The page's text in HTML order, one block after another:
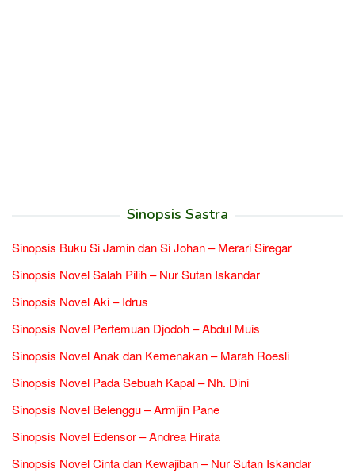
Sinopsis Sastra
Sinopsis Buku Si Jamin dan Si Johan – Merari Siregar
Sinopsis Novel Salah Pilih – Nur Sutan Iskandar
Sinopsis Novel Aki – Idrus
Sinopsis Novel Pertemuan Djodoh – Abdul Muis
Sinopsis Novel Anak dan Kemenakan – Marah Roesli
Sinopsis Novel Pada Sebuah Kapal – Nh. Dini
Sinopsis Novel Belenggu – Armijin Pane
Sinopsis Novel Edensor – Andrea Hirata
Sinopsis Novel Cinta dan Kewajiban – Nur Sutan Iskandar